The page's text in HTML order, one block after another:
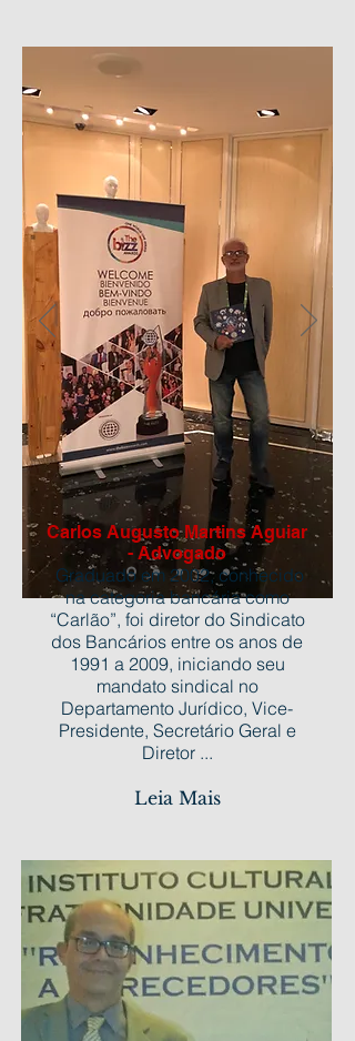
Carlos Augusto Martins Aguiar
- Advogado
Graduado em 2002, conhecido
na categoria bancária como
“Carlão”, foi diretor do Sindicato
dos Bancários entre os anos de
1991 a 2009, iniciando seu
mandato sindical no
Departamento Jurídico, Vice-
Presidente, Secretário Geral e
Diretor ...
Leia Mais